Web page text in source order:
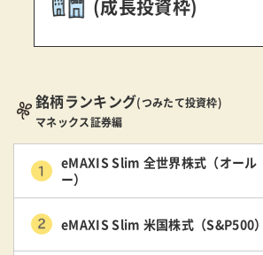
(成長投資枠)
銘柄ランキング(つみたて投資枠)
マネックス証券編
eMAXIS Slim 全世界株式（オール
ー）
eMAXIS Slim 米国株式（S&P500）